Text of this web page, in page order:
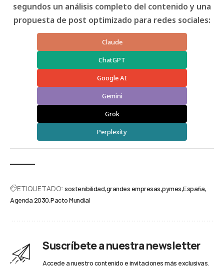
segundos un análisis completo del contenido y una
propuesta de post optimizado para redes sociales:
Claude
ChatGPT
Google AI
Gemini
Grok
Perplexity
ETIQUETADO: sostenibilidad grandes empresas pymes España
Agenda 2030 Pacto Mundial
Suscríbete a nuestra newsletter
Accede a nuestro contenido e invitaciones más exclusivas.